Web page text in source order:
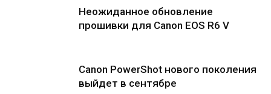
Неожиданное обновление
прошивки для Canon EOS R6 V
Canon PowerShot нового поколения
выйдет в сентябре